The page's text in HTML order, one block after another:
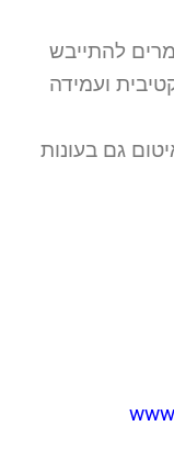
להתייבש
ועמידה
גם בעונות